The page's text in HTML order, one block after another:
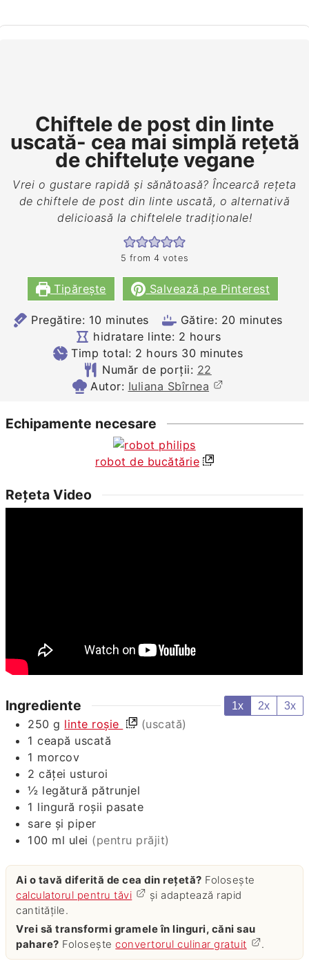
Chiftele de post din linte
uscată- cea mai simplă rețetă
de chifteluțe vegane
Vrei o gustare rapidă și sănătoasă? Încearcă rețeta
de chiftele de post din linte uscată, o alternativă
delicioasă la chiftelele tradiționale!
5 from 4 votes
Tipărește Salvează pe Pinterest
Pregătire: 10minutes
minutes Gătire: 20minutes
minutes
hidratare linte: 2 hours
hours
Timp total: 2 hours
hours 30minutes
minutes
Număr de porții: 22
Autor: Iuliana Sbîrnea
Echipamente necesare
robot de bucătărie
Rețeta Video
Ingrediente 1x 2x 3x
250 g linte roșie
(uscată)
1 ceapă uscată
1 morcov
2 căței usturoi
½ legătură pătrunjel
1 lingură roșii pasate
sare și piper
100 ml ulei (pentru prăjit)
Ai o tavă diferită de cea din rețetă? Folosește
calculatorul pentru tăvi
și adaptează rapid
cantitățile.
Vrei să transformi gramele în linguri, căni sau
pahare? Foloseșteconvertorul culinar gratuit .